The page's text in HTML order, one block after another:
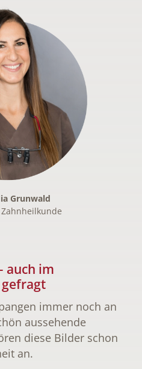
Grunwald
auch im
immer noch an
aussehende
diese Bilder schon
an.